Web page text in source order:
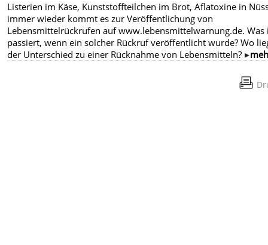
Listerien im Käse, Kunststoffteilchen im Brot, Aflatoxine in
immer wieder kommt es zur Veröffentlichung von
Lebensmittelrückrufen auf www.lebensmittelwarnung.de. Was
passiert, wenn ein solcher Rückruf veröffentlicht wurde? Wo
der Unterschied zu einer Rücknahme von Lebensmitteln?